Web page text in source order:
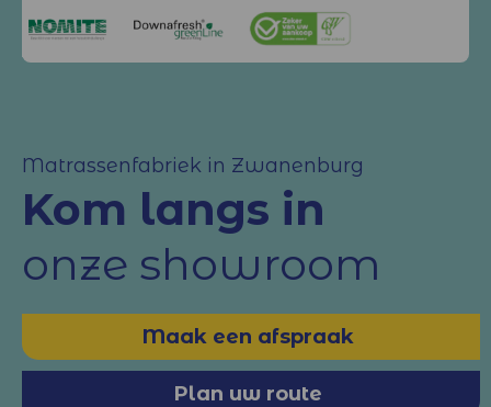
Matrassenfabriek in Zwanenburg
Kom langs in
onze showroom
Maak een afspraak
Plan uw route